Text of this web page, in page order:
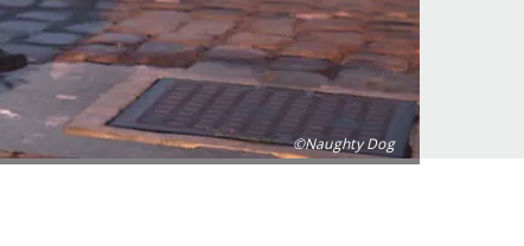
©Naughty Dog